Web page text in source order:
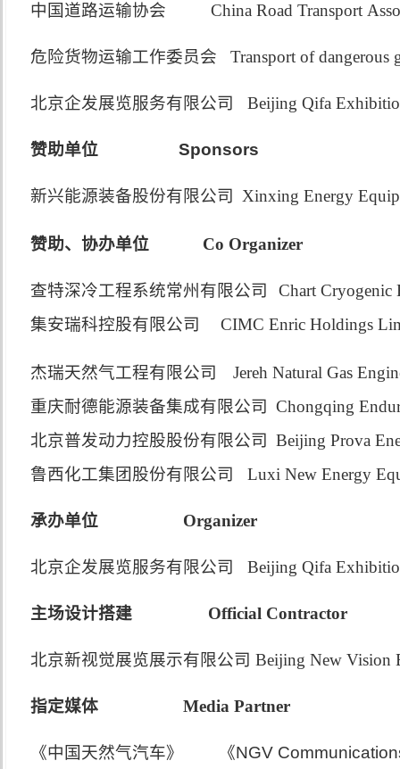
中国道路运输协会 China Road Transport
危险货物运输工作委员会 Transport of dangerous
北京企发展览服务有限公司 Beijing Qifa
赞助单位 Sponsors
新兴能源装备股份有限公司 Xinxing Energy
赞助、协办单位 Co Organizer
查特深冷工程系统常州有限公司
Chart Cryogenic
集安瑞科控股有限公司
CIMC Enric Holdings
杰瑞天然气工程有限公司
Jereh Natural Gas
重庆耐德能源装备集成有限公司 Chongqing
北京普发动力控股股份有限公司 Beijing Prova
鲁西化工集团股份有限公司
Luxi New Energy
承办单位 Organizer
北京企发展览服务有限公司 Beijing Qifa
主场设计搭建 Official Contractor
北京新视觉展览展示有限公司 Beijing New
指定媒体 Media Partner
《中国天然气汽车》 《NGV